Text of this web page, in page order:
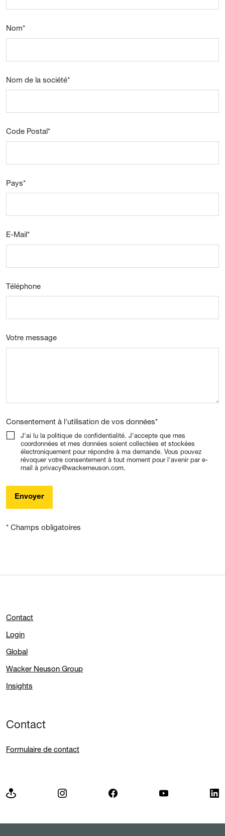
Nom*
Nom de la société*
Code Postal*
Pays*
E-Mail*
Téléphone
Votre message
Consentement à l'utilisation de vos données*
J'ai lu la politique de confidentialité. J'accepte que mes
coordonnées et mes données soient collectées et stockées
électroniquement pour répondre à ma demande. Vous pouvez
révoquer votre consentement à tout moment pour l'avenir par e-
mail à privacy@wackerneuson.com.
Envoyer
* Champs obligatoires
Contact
Login
Global
Wacker Neuson Group
Insights
Contact
Formulaire de contact